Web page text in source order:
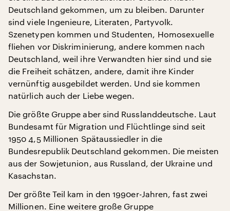
Deutschland gekommen, um zu bleiben. Darunter
sind viele Ingenieure, Literaten, Partyvolk.
Szenetypen kommen und Studenten, Homosexuelle
fliehen vor Diskriminierung, andere kommen nach
Deutschland, weil ihre Verwandten hier sind und sie
die Freiheit schätzen, andere, damit ihre Kinder
vernünftig ausgebildet werden. Und sie kommen
natürlich auch der Liebe wegen.
Die größte Gruppe aber sind Russlanddeutsche. Laut
Bundesamt für Migration und Flüchtlinge sind seit
1950 4,5 Millionen Spätaussiedler in die
Bundesrepublik Deutschland gekommen. Die meisten
aus der Sowjetunion, aus Russland, der Ukraine und
Kasachstan.
Der größte Teil kam in den 1990er-Jahren, fast zwei
Millionen. Eine weitere große Gruppe